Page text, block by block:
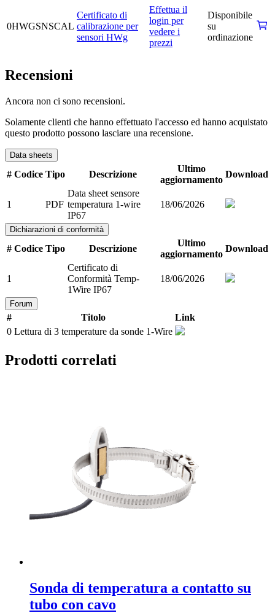
0HWGSNSCAL
Certificato di
calibrazione per
sensori HWg
Effettua il
login per
vedere i
prezzi
Disponibile
su
ordinazione
Recensioni
Ancora non ci sono recensioni.
Solamente clienti che hanno effettuato l'accesso ed hanno acquistato
questo prodotto possono lasciare una recensione.
Data sheets
# Codice Tipo Descrizione
Ultimo
aggiornamento
Download
1 PDF
Data sheet sensore
temperatura 1-wire
IP67
18/06/2026
Dichiarazioni di conformità
# Codice Tipo Descrizione
Ultimo
aggiornamento
Download
1
Certificato di
Conformità Temp-
1Wire IP67
18/06/2026
Forum
# Titolo
Link
0 Lettura di 3 temperature da sonde 1-Wire
Prodotti correlati
Sonda di temperatura a contatto su
tubo con cavo